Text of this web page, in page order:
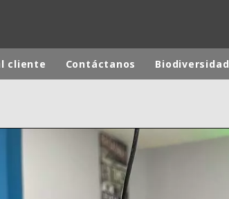
ÁFRICA Y ORIENTE MEDIO
cliente Contáctanos Biodiversidad